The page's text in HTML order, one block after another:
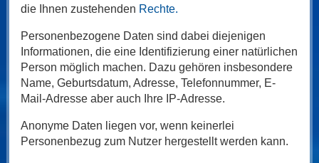
die Ihnen zustehenden Rechte.
Personenbezogene Daten sind dabei diejenigen
Informationen, die eine Identifizierung einer natürlichen
Person möglich machen. Dazu gehören insbesondere
Name, Geburtsdatum, Adresse, Telefonnummer, E-
Mail-Adresse aber auch Ihre IP-Adresse.
Anonyme Daten liegen vor, wenn keinerlei
Personenbezug zum Nutzer hergestellt werden kann.